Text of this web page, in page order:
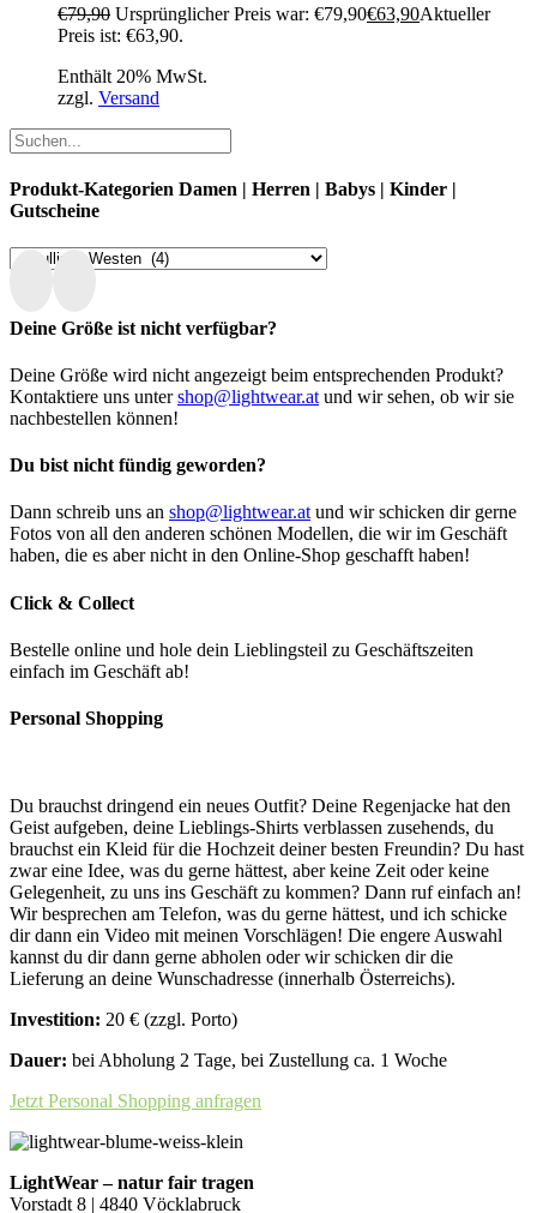
€79,90 Ursprünglicher Preis war: €79,90€63,90Aktueller
Preis ist: €63,90.
Enthält 20% MwSt.
zzgl. Versand
Produkt-Kategorien Damen | Herren | Babys | Kinder |
Gutscheine
Deine Größe ist nicht verfügbar?
Deine Größe wird nicht angezeigt beim entsprechenden Produkt?
Kontaktiere uns untershop@lightwear.at und wir sehen, ob wir sie
nachbestellen können!
Du bist nicht fündig geworden?
Dann schreib uns an shop@lightwear.at und wir schicken dir gerne
Fotos von all den anderen schönen Modellen, die wir im Geschäft
haben, die es aber nicht in den Online-Shop geschafft haben!
Click & Collect
Bestelle online und hole dein Lieblingsteil zu Geschäftszeiten
einfach im Geschäft ab!
Personal Shopping
Du brauchst dringend ein neues Outfit? Deine Regenjacke hat den
Geist aufgeben, deine Lieblings-Shirts verblassen zusehends, du
brauchst ein Kleid für die Hochzeit deiner besten Freundin? Du hast
zwar eine Idee, was du gerne hättest, aber keine Zeit oder keine
Gelegenheit, zu uns ins Geschäft zu kommen? Dann ruf einfach an!
Wir besprechen am Telefon, was du gerne hättest, und ich schicke
dir dann ein Video mit meinen Vorschlägen! Die engere Auswahl
kannst du dir dann gerne abholen oder wir schicken dir die
Lieferung an deine Wunschadresse (innerhalb Österreichs).
Investition: 20 € (zzgl. Porto)
Dauer: bei Abholung 2 Tage, bei Zustellung ca. 1 Woche
Jetzt Personal Shopping anfragen
LightWear – natur fair tragen
Vorstadt 8 | 4840 Vöcklabruck